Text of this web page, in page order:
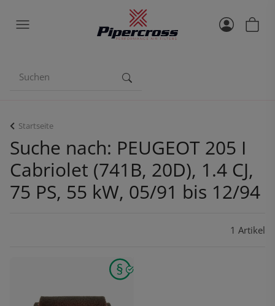
Startseite
Suche nach: PEUGEOT 205 I
Cabriolet (741B, 20D), 1.4 CJ,
75 PS, 55 kW, 05/91 bis 12/94
1 Artikel